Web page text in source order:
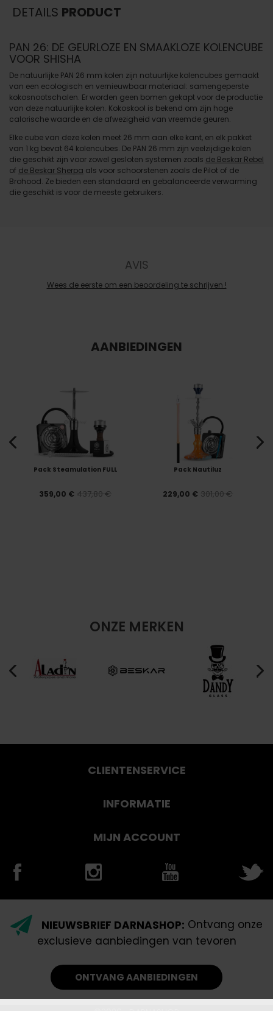
DETAILS PRODUCT
PAN 26: DE GEURLOZE EN SMAAKLOZE KOLENCUBE
VOOR SHISHA
De natuurlijke PAN 26 mm kolen zijn natuurlijke kolencubes gemaakt
van een ecologisch en vernieuwbaar materiaal: samengeperste
kokosnootschalen. Er worden geen bomen gekapt voor de productie
van deze natuurlijke kolen. Kokoskool is bekend om zijn hoge
calorische waarde en de afwezigheid van vreemde geuren.
Elke cube van deze kolen meet 26 mm aan elke kant, en elk pakket
van 1 kg bevat 64 kolencubes. De PAN 26 mm zijn veelzijdige kolen
die geschikt zijn voor zowel gesloten systemen zoals de Beskar Rebel
of de Beskar Sherpa als voor schoorstenen zoals de Pilot of de
Brohood. Ze bieden een standaard en gebalanceerde verwarming
die geschikt is voor de meeste gebruikers.
AVIS
Wees de eerste om een beoordeling te schrijven !
AANBIEDINGEN
Pack Steamulation FULL
359,00 € 437,80 €
Pack Nautiluz
229,00 € 301,00 €
ONZE MERKEN
CLIENTENSERVICE
INFORMATIE
MIJN ACCOUNT
NIEUWSBRIEF DARNASHOP: Ontvang onze
exclusieve aanbiedingen van tevoren
ONTVANG AANBIEDINGEN